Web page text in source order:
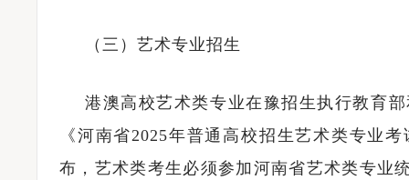
（三）艺术专业招生
港澳高校艺术类专业在豫招生执行教育
《河南省2025年普通高校招生艺术类专业
布，艺术类考生必须参加河南省艺术类专业